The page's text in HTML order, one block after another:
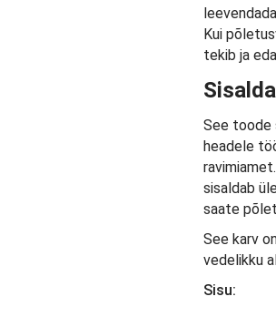
Kui
tekib ja
See toode
headele
sisaldab
saate
See karv
vedelikku
Sisu: